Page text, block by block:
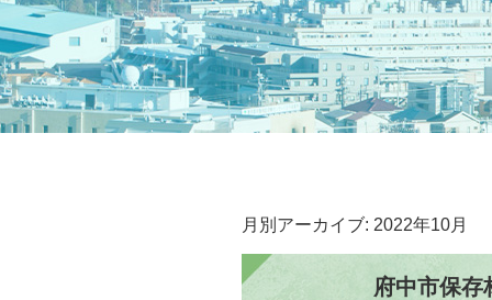
月別アーカイブ: 2022年10月
府中市保